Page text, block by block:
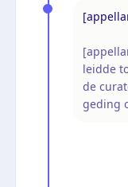
leidde
de
geding